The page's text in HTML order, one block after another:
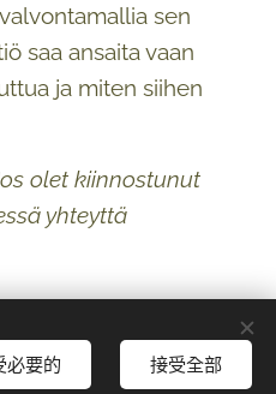
sen
saa ansaita vaan
ja miten siihen
olet kiinnostunut
yhteyttä
必要的 接受全部